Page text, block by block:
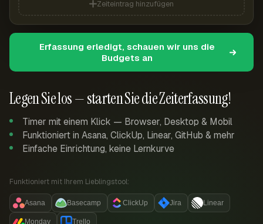
Legen Sie los — starten Sie die Zeiterfassung!
Timer mit einem Klick — Browser, Desktop & Mobil
Funktioniert in Asana, ClickUp, Linear, GitHub & mehr
Einfache Einrichtung, keine Lernkurve
Funktioniert mit Ihrem Lieblingstool:
Asana Basecamp ClickUp Jira Linear
Monday Trello
Zeiteintrag hinzufügen
Erfassung erledigt, schauen wir uns die
Budgets an